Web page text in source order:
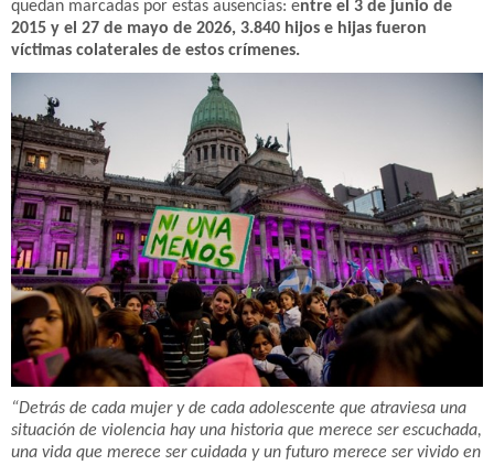
quedan marcadas por estas ausencias: entre el 3 de junio de
2015 y el 27 de mayo de 2026, 3.840 hijos e hijas fueron
víctimas colaterales de estos crímenes.
“Detrás de cada mujer y de cada adolescente que atraviesa una
situación de violencia hay una historia que merece ser escuchada,
una vida que merece ser cuidada y un futuro merece ser vivido en